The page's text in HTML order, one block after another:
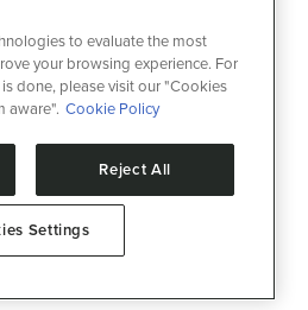
de Pesquisa em Energia
por meio do
de Biociências (LNBio),
Universidade de São
uma bolsa de
da parceria CNPEM-
em projeto de pesquisa
de fármacos. O
como Alvos
to evaluate the most
your browsing experience. For
done, please visit our "Cookies
aware". Cookie Policy
Reject All
Settings